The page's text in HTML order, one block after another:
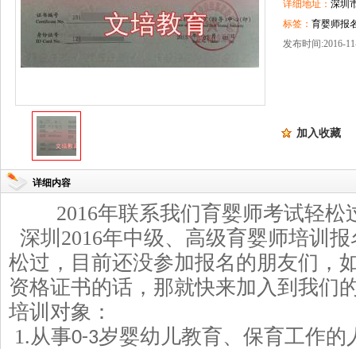
详细地址： 深圳
标签： 育婴师报
发布时间:2016-
加入收藏
详细内容
2016年联系我们育婴师考试轻松
深圳 2016年中级、高级育婴师培训
松过，目前还没参加报名的朋友们，
资格证书的话，那就快来加入到我们
培训对象：
1.从事0-3岁婴幼儿教育、保育工作的